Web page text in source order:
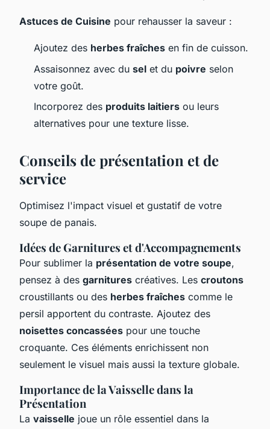
Astuces de Cuisine pour rehausser la saveur :
Ajoutez des herbes fraîches en fin de cuisson.
Assaisonnez avec du sel et du poivre selon
votre goût.
Incorporez des produits laitiers ou leurs
alternatives pour une texture lisse.
Conseils de présentation et de
service
Optimisez l'impact visuel et gustatif de votre
soupe de panais.
Idées de Garnitures et d'Accompagnements
Pour sublimer la présentation de votre soupe,
pensez à des garnitures créatives. Les croutons
croustillants ou des herbes fraîches comme le
persil apportent du contraste. Ajoutez des
noisettes concassées pour une touche
croquante. Ces éléments enrichissent non
seulement le visuel mais aussi la texture globale.
Importance de la Vaisselle dans la
Présentation
La vaisselle joue un rôle essentiel dans la